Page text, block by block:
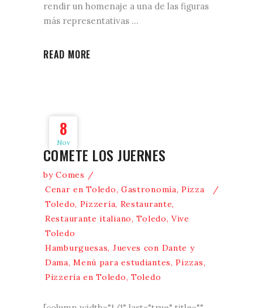
rendir un homenaje a una de las figuras
más representativas
READ MORE
8
Nov
CÓMETE LOS JUERNES
byComes
Cenar en Toledo, Gastronomía,Pizza
Toledo, Pizzería, Restaurante,
Restaurante italiano,Toledo,Vive
Toledo
Hamburguesas, Jueves con Dante y
Dama,Menú para estudiantes,Pizzas,
Pizzería en Toledo,Toledo